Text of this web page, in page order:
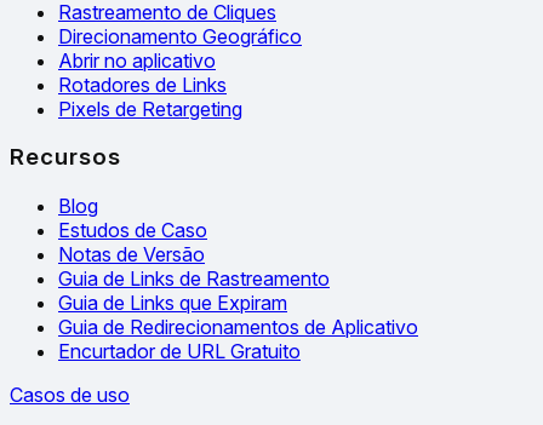
Rastreamento de Cliques
Direcionamento Geográfico
Abrir no aplicativo
Rotadores de Links
Pixels de Retargeting
Recursos
Blog
Estudos de Caso
Notas de Versão
Guia de Links de Rastreamento
Guia de Links que Expiram
Guia de Redirecionamentos de Aplicativo
Encurtador de URL Gratuito
Casos de uso